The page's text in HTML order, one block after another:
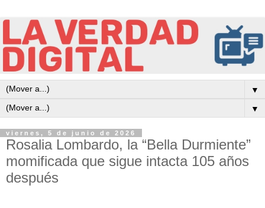
▼
▼
viernes, 5 de junio de 2026
Rosalia Lombardo, la “Bella Durmiente”
momificada que sigue intacta 105 años
después